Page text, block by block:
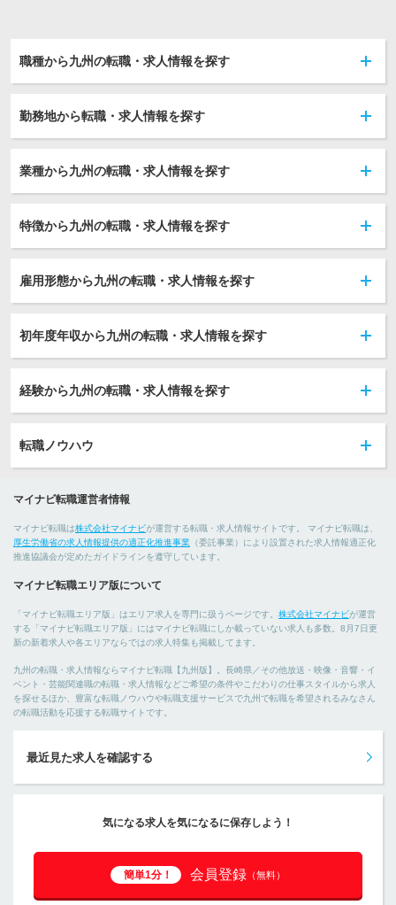
職種から九州の転職・求人情報を探す
勤務地から転職・求人情報を探す
業種から九州の転職・求人情報を探す
特徴から九州の転職・求人情報を探す
雇用形態から九州の転職・求人情報を探す
初年度年収から九州の転職・求人情報を探す
経験から九州の転職・求人情報を探す
転職ノウハウ
マイナビ転職運営者情報
マイナビ転職は株式会社マイナビが運営する転職・求人情報サイトです。 マイナビ転職は、
厚生労働省の求人情報提供の適正化推進事業 （委託事業）により設置された求人情報適正化
推進協議会が定めたガイドラインを遵守しています。
マイナビ転職エリア版について
「マイナビ転職エリア版」はエリア求人を専門に扱うページです。 株式会社マイナビが運営
する「マイナビ転職エリア版」にはマイナビ転職にしか載っていない求人も多数。8月7日更
新の新着求人や各エリアならではの求人特集も掲載してます。
九州の転職・求人情報ならマイナビ転職【九州版】。長崎県／その他放送・映像・音響・イ
ベント・芸能関連職の転職・求人情報などご希望の条件やこだわりの仕事スタイルから求人
を探せるほか、豊富な転職ノウハウや転職支援サービスで九州で転職を希望されるみなさん
の転職活動を応援する転職サイトです。
最近見た求人を確認する
気になる求人を気になるに保存しよう！
簡単1分！ 会員登録 （無料）